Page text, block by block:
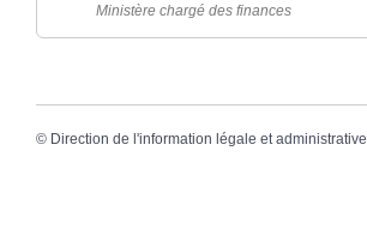
Ministère chargé des finances
© Direction de l'information légale et administrative